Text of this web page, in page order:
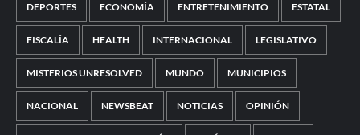
DEPORTES ECONOMÍA ENTRETENIMIENTO ESTATAL
FISCALÍA HEALTH INTERNACIONAL LEGISLATIVO
MISTERIOS UNRESOLVED MUNDO MUNICIPIOS
NACIONAL NEWSBEAT NOTICIAS OPINIÓN